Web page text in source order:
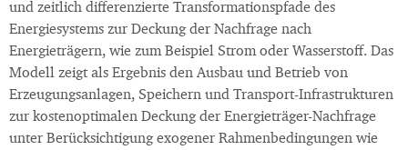
und zeitlich differenzierte Transformationspfade des
Energiesystems zur Deckung der Nachfrage nach
Energieträgern, wie zum Beispiel Strom oder Wasserstoff. Das
Modell zeigt als Ergebnis den Ausbau und Betrieb von
Erzeugungsanlagen, Speichern und Transport-Infrastrukturen
zur kostenoptimalen Deckung der Energieträger-Nachfrage
unter Berücksichtigung exogener Rahmenbedingungen wie